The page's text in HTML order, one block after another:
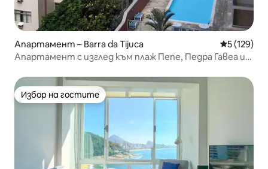
Апартамент – Barra da Tijuca Средна
5 (129)
Апартамент с изглед към плаж Пепе, Педра Гавеа и
Избор на гостите
Избор на гостите